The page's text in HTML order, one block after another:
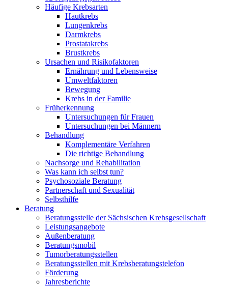
Häufige Krebsarten
Hautkrebs
Lungenkrebs
Darmkrebs
Prostatakrebs
Brustkrebs
Ursachen und Risikofaktoren
Ernährung und Lebensweise
Umweltfaktoren
Bewegung
Krebs in der Familie
Früherkennung
Untersuchungen für Frauen
Untersuchungen bei Männern
Behandlung
Komplementäre Verfahren
Die richtige Behandlung
Nachsorge und Rehabilitation
Was kann ich selbst tun?
Psychosoziale Beratung
Partnerschaft und Sexualität
Selbsthilfe
Beratung
Beratungsstelle der Sächsischen Krebsgesellschaft
Leistungsangebote
Außenberatung
Beratungsmobil
Tumorberatungsstellen
Beratungsstellen mit Krebsberatungstelefon
Förderung
Jahresberichte